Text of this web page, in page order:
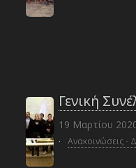
Γενική
19 Μαρτίου
· Ανακοινώσεις -